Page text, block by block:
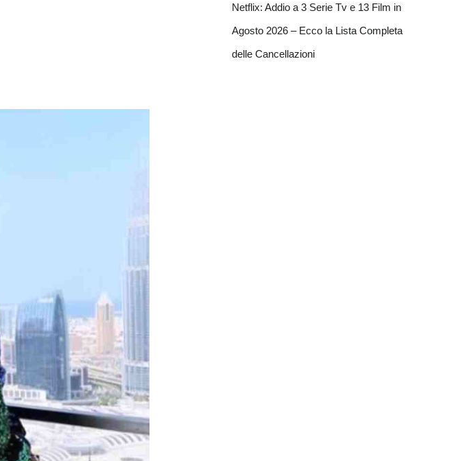
Netflix: Addio a 3 Serie Tv e 13 Film in
Agosto 2026 – Ecco la Lista Completa
delle Cancellazioni